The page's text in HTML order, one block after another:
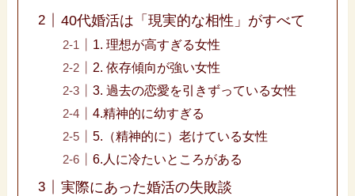
40代婚活は「現実的な相性」がすべて
1. 理想が高すぎる女性
2. 依存傾向が強い女性
3. 過去の恋愛を引きずっている女性
4.精神的に幼すぎる
5.（精神的に）老けている女性
6.人に冷たいところがある
実際にあった婚活の失敗談